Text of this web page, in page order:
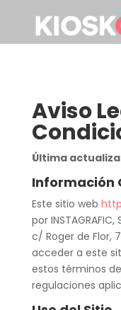
Aviso
Última
Información
Este sitio web
por
c/ Roger de Flor,
acceder a este
estos términos
regulaciones